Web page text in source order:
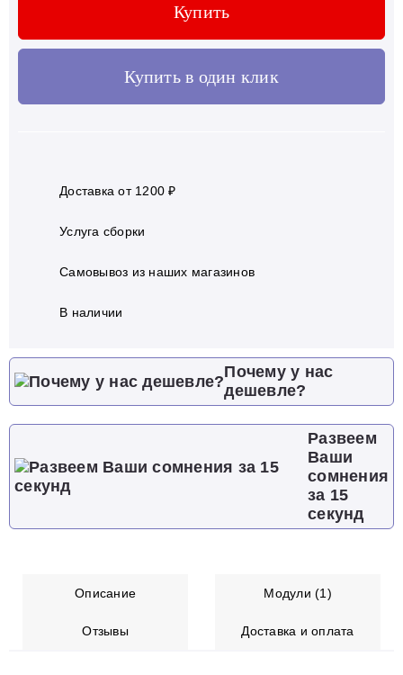
Купить
Купить в один клик
Доставка от 1200 ₽
Услуга сборки
Самовывоз из наших магазинов
В наличии
Почему у нас
дешевле?
Развеем
Ваши
сомнения
за 15
секунд
Описание Модули (1)
Отзывы Доставка и оплата